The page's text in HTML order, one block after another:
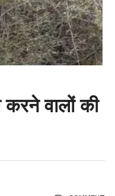
करने वालों की